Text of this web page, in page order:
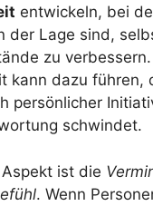
entwickeln, bei
der Lage sind,
zu
kann dazu führen,
persönlicher
schwindet.
ist die
. Wenn